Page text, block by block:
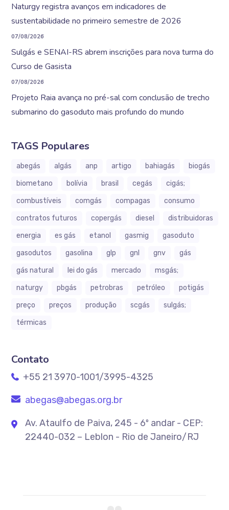
Naturgy registra avanços em indicadores de
sustentabilidade no primeiro semestre de 2026
07/08/2026
Sulgás e SENAI-RS abrem inscrições para nova turma do
Curso de Gasista
07/08/2026
Projeto Raia avança no pré-sal com conclusão de trecho
submarino do gasoduto mais profundo do mundo
TAGS Populares
abegás algás anp artigo bahiagás
biogás
biometano
bolívia brasil cegás
cigás;
combustíveis
comgás compagas
consumo
contratos futuros
copergás diesel
distribuidoras
energia
es gás etanol gasmig
gasoduto
gasodutos
gasolina glp gnl gnv
gás
gás natural
lei do gás mercado
msgás;
naturgy
pbgás petrobras petróleo
potigás
preço
preços produção scgás
sulgás;
térmicas
Contato
+55 21 3970-1001/3995-4325
abegas@abegas.org.br
Av. Ataulfo de Paiva, 245 - 6º andar - CEP:
22440-032 – Leblon - Rio de Janeiro/RJ